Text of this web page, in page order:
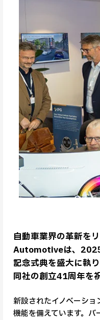
自動車業界の革新を
Automotiveは、2025
記念式典を盛大に執
同社の創立41周年を
新設されたイノベーシ
機能を備えています。